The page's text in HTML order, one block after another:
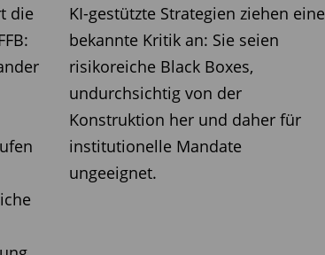
die Möglichkeit, Atomkraftwerke
und in die Energiewende zu
langfristig zu senken und die
der Ampelkoalition als eine Chance,
und politische
Wachstum und Stabilität fördern
die
KI-gestützte Strategien ziehen eine
bekannte Kritik an: Sie seien
risikoreiche Black Boxes,
undurchsichtig von der
Konstruktion her und daher für
institutionelle Mandate
ungeeignet.